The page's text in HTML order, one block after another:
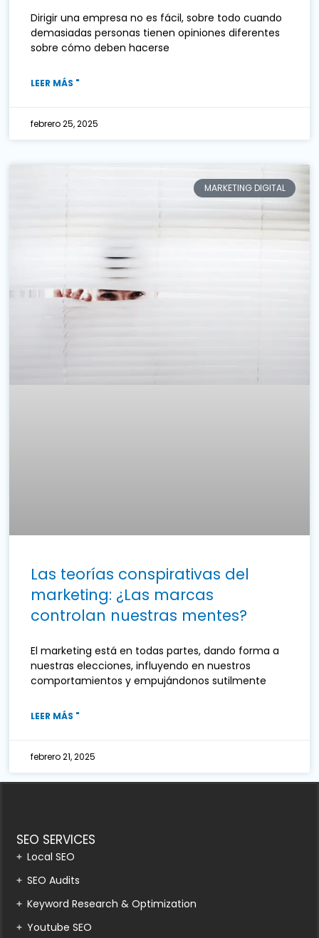
Dirigir una empresa no es fácil, sobre todo cuando
demasiadas personas tienen opiniones diferentes
sobre cómo deben hacerse
LEER MÁS "
febrero 25, 2025
MARKETING DIGITAL
Las teorías conspirativas del
marketing: ¿Las marcas
controlan nuestras mentes?
El marketing está en todas partes, dando forma a
nuestras elecciones, influyendo en nuestros
comportamientos y empujándonos sutilmente
LEER MÁS "
febrero 21, 2025
SEO SERVICES
Local SEO
SEO Audits
Keyword Research & Optimization
Youtube SEO